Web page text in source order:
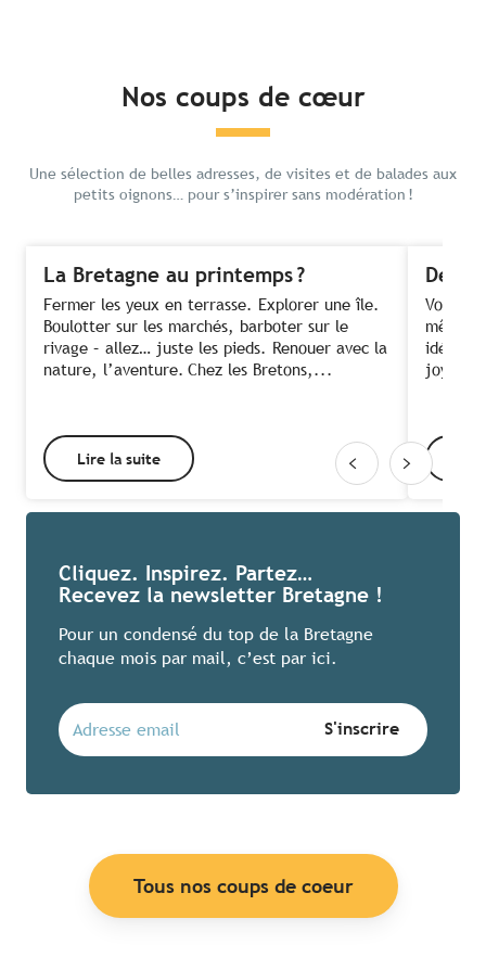
Nos coups de cœur
Une sélection de belles adresses, de visites et de balades aux
petits oignons… pour s’inspirer sans modération !
La Bretagne au printemps ?
Fermer les yeux en terrasse. Explorer une île.
Boulotter sur les marchés, barboter sur le
rivage – allez… juste les pieds. Renouer avec la
nature, l’aventure. Chez les Bretons,...
Lire la suite
Des
Voir
même
idée !
Cliquez. Inspirez. Partez…
Recevez la newsletter Bretagne !
Pour un condensé du top de la Bretagne
chaque mois par mail, c’est par ici.
Tous nos coups de coeur